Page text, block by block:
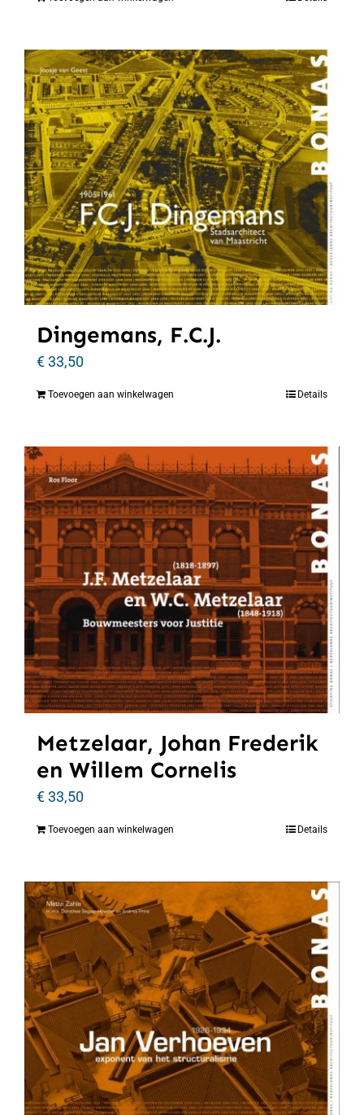
Dingemans, F.C.J.
€33,50
Toevoegen aan winkelwagen Details
Metzelaar, Johan Frederik
en Willem Cornelis
€33,50
Toevoegen aan winkelwagen Details